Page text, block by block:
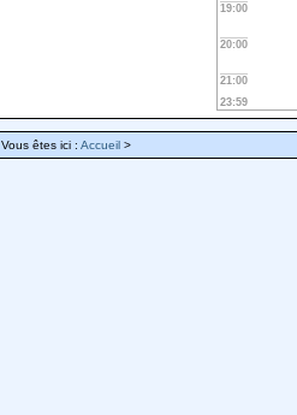
19:00
20:00
21:00
23:59
Vous êtes ici : Accueil >